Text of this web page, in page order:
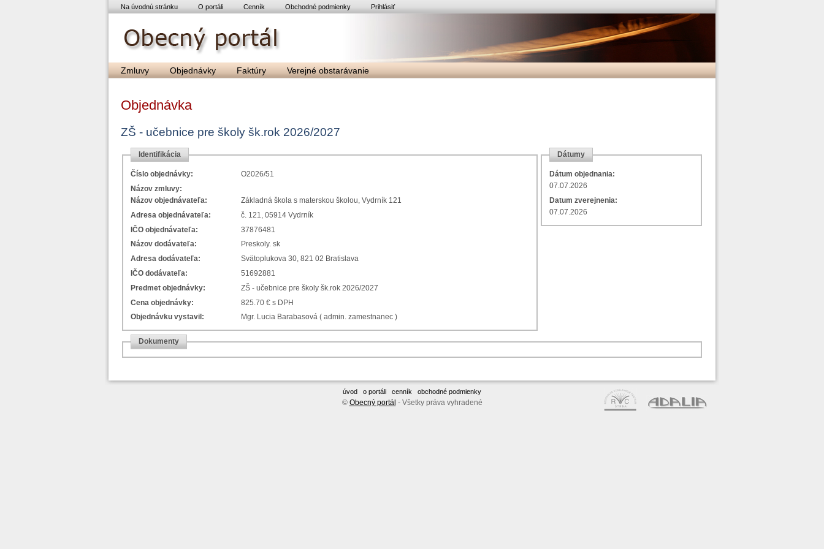
Na úvodnú stránku O portáli Cenník Obchodné podmienky Prihlásiť
Zmluvy Objednávky Faktúry Verejné obstarávanie
Objednávka
ZŠ - učebnice pre školy šk.rok 2026/2027
Identifikácia
Číslo objednávky:
O2026/51
Názov zmluvy:
Názov objednávateľa:
Základná škola s materskou školou, Vydrník 121
Adresa objednávateľa:
č. 121, 05914 Vydrník
IČO objednávateľa:
37876481
Názov dodávateľa:
Preskoly. sk
Adresa dodávateľa:
Svätoplukova 30, 821 02 Bratislava
IČO dodávateľa:
51692881
Predmet objednávky:
ZŠ - učebnice pre školy šk.rok 2026/2027
Cena objednávky:
825.70 € s DPH
Objednávku vystavil:
Mgr. Lucia Barabasová ( admin. zamestnanec )
Dátumy
Dátum objednania:
07.07.2026
Datum zverejnenia:
07.07.2026
Dokumenty
úvod o portáli cenník obchodné podmienky
© Obecný portál - Všetky práva vyhradené